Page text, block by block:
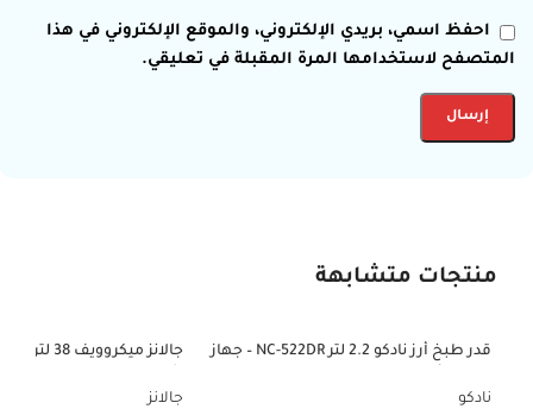
احفظ اسمي، بريدي الإلكتروني، والموقع الإلكتروني في هذا
المتصفح لاستخدامها المرة المقبلة في تعليقي.
منتجات متشابهة
-71%
قدر طبخ أرز نادكو 2.2 لتر NC-522DR – جهاز
نادكو
-36%
جالانز